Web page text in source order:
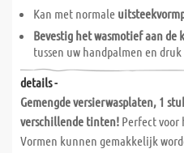
Kan met normale
Bevestig het wasmotief aan de
tussen uw handpalmen en
details -
Gemengde versierwasplaten, 1
verschillende tinten! Perfect voor
Vormen kunnen gemakkelijk